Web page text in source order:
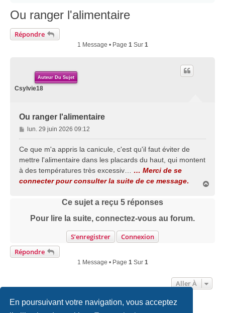
En poursuivant votre navigation, vous acceptez
Ou ranger l'alimentaire
Répondre
1 Message • Page 1Sur 1
Auteur Du Sujet
Csylvie18
Ou ranger l'alimentaire
M
e
a
g
e
lun. 29 juin 2026 09:12
Ce que m'a appris la canicule, c'est qu'il faut éviter de
mettre l'alimentaire dans les placards du haut, qui montent
à des températures très excessiv…
… Merci de se
connecter pour consulter la suite de ce message.
Ce sujet a reçu 5 réponses
Pour lire la suite, connectez-vous au forum.
S’enregistrer
Connexion
Répondre
1 Message • Page 1 Sur 1
Aller À